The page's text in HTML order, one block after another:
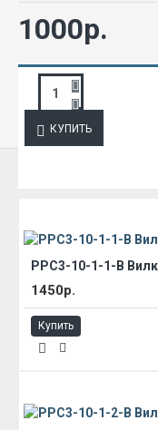
1000р.
КУПИТЬ
1450р.
Купить